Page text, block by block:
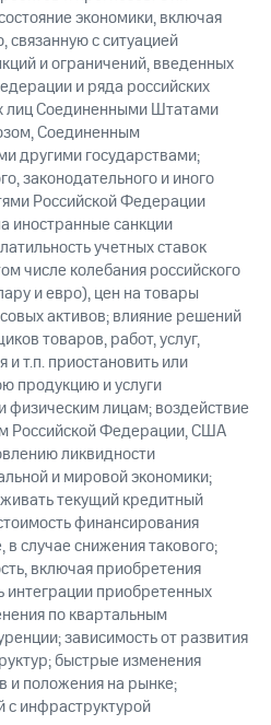
экономики, включая
связанную с ситуацией
и ограничений, введенных
и ряда российских
лиц Соединенными Штатами
Соединенным
другими государствами;
законодательного и иного
Российской Федерации
иностранные санкции
учетных ставок
числе колебания российского
и евро), цен на товары
активов; влияние решений
товаров, работ, услуг,
т.п. приостановить или
продукцию и услуги
физическим лицам; воздействие
Российской Федерации, США
ликвидности
и мировой экономики;
текущий кредитный
финансирования
случае снижения такового;
включая приобретения
интеграции приобретенных
по квартальным
зависимость от развития
быстрые изменения
и положения на рынке;
с инфраструктурой